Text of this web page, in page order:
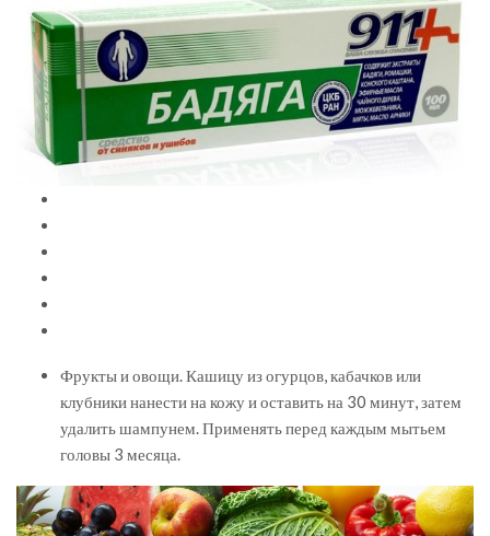
Фрукты и овощи. Кашицу из огурцов, кабачков или
клубники нанести на кожу и оставить на 30 минут, затем
удалить шампунем. Применять перед каждым мытьем
головы 3 месяца.